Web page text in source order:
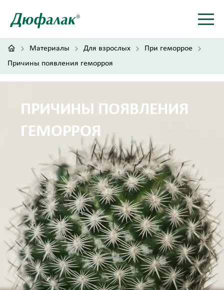
Материалы Для взрослых
При геморрое
Причины появления геморроя
ПРИЧИНЫ ПОЯВЛЕНИЯ
ГЕМОРРОЯ